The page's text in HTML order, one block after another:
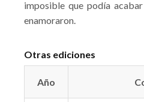
imposible que podía
enamoraron.
Otras ediciones
Año